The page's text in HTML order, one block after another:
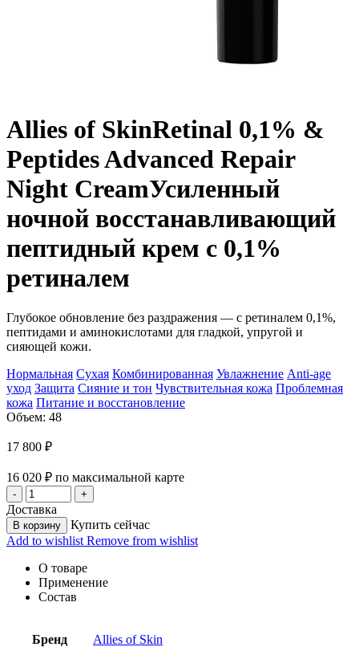
Allies of SkinRetinal 0,1% &
Peptides Advanced Repair
Night CreamУсиленный
ночной восстанавливающий
пептидный крем с 0,1%
ретиналем
Глубокое обновление без раздражения — с ретиналем 0,1%,
пептидами и аминокислотами для гладкой, упругой и
сияющей кожи.
Нормальная Сухая Комбинированная Увлажнение Anti-age
уход Защита Сияние и тон Чувствительная кожа Проблемная
кожа Питание и восстановление
Объем: 48
17 800 ₽
16 020 ₽ по максимальной карте
Доставка
В корзину
Купить сейчас
Add to wishlist Remove from wishlist
О товаре
Применение
Состав
Бренд Allies of Skin